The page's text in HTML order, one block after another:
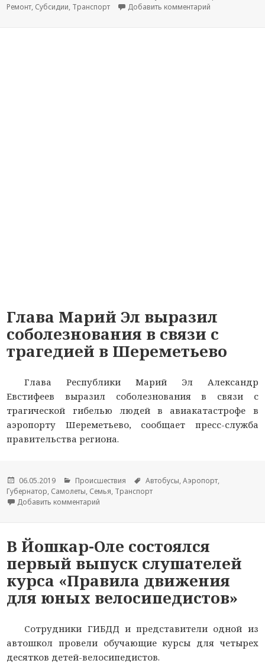
Ремонт, Субсидии, Транспорт Добавить комментарий
Глава Марий Эл выразил
соболезнования в связи с
трагедией в Шереметьево
Глава Республики Марий Эл Александр
Евстифеев выразил соболезнования в связи с
трагической гибелью людей в авиакатастрофе в
аэропорту Шереметьево, сообщает пресс-служба
правительства региона.
Опубликовано
06.05.2019 Рубрики
Происшествия Метки
Автобусы,Аэропорт,
Губернатор, Самолеты, Семья, Транспорт
Добавить комментарий
В Йошкар-Оле состоялся
первый выпуск слушателей
курса «Правила движения
для юных велосипедистов»
Сотрудники ГИБДД и представители одной из
автошкол провели обучающие курсы для четырех
десятков детей-велосипедистов.